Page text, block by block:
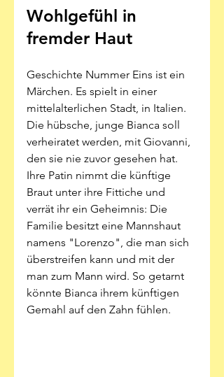
Wohlgefühl in
fremder Haut
Geschichte Nummer Eins ist ein
Märchen. Es spielt in einer
mittelalterlichen Stadt, in Italien.
Die hübsche, junge Bianca soll
verheiratet werden, mit Giovanni,
den sie nie zuvor gesehen hat.
Ihre Patin nimmt die künftige
Braut unter ihre Fittiche und
verrät ihr ein Geheimnis: Die
Familie besitzt eine Mannshaut
namens "Lorenzo", die man sich
überstreifen kann und mit der
man zum Mann wird. So getarnt
könnte Bianca ihrem künftigen
Gemahl auf den Zahn fühlen.